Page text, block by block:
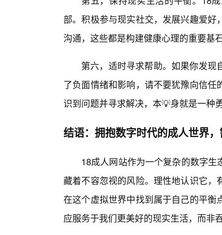
部。积极参与现实社交，发展兴趣爱
沟通，这些都是构建健康心理的重要基
第六，适时寻求帮助。如果你发
了负面情绪和影响，请不要犹豫向信
识到问题并寻求解决，本💡身就是一种
结语：拥抱数字时代的成人世界
18成人网站作为一个复杂的数字
藏着不容忽视的风险。理性地认识它
在这个虚拟世界中找到属于自己的平
应服务于我们更美好的现实生活，而非